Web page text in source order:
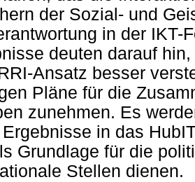
der Sozial- und
in der IKT-
deuten darauf
Ansatz besser
Pläne für die
zunehmen. Es
in das
Grundlage für die
Stellen dienen.